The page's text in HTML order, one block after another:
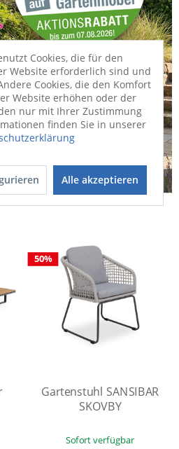
IN DEN GARTEN
50%
Gartenstuhl SANSIBAR
SKOVBY
Sofort verfügbar
Cookies, die für den
Website erforderlich sind und
Cookies, die den Komfort
Website erhöhen oder der
nur mit Ihrer Zustimmung
finden Sie in unserer
Alle akzeptieren